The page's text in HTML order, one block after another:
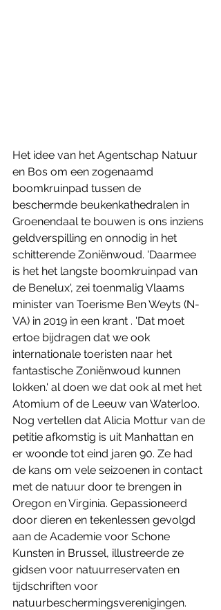
Het idee van het Agentschap Natuur
en Bos om een zogenaamd
boomkruinpad tussen de
beschermde beukenkathedralen in
Groenendaal te bouwen is ons inziens
geldverspilling en onnodig in het
schitterende Zoniënwoud. 'Daarmee
is het het langste boomkruinpad van
de Benelux', zei toenmalig Vlaams
minister van Toerisme Ben Weyts (N-
VA) in 2019 in een krant . 'Dat moet
ertoe bijdragen dat we ook
internationale toeristen naar het
fantastische Zoniënwoud kunnen
lokken.' al doen we dat ook al met het
Atomium of de Leeuw van Waterloo.
Nog vertellen dat Alicia Mottur van de
petitie afkomstig is uit Manhattan en
er woonde tot eind jaren 90. Ze had
de kans om vele seizoenen in contact
met de natuur door te brengen in
Oregon en Virginia. Gepassioneerd
door dieren en tekenlessen gevolgd
aan de Academie voor Schone
Kunsten in Brussel, illustreerde ze
gidsen voor natuurreservaten en
tijdschriften voor
natuurbeschermingsverenigingen.